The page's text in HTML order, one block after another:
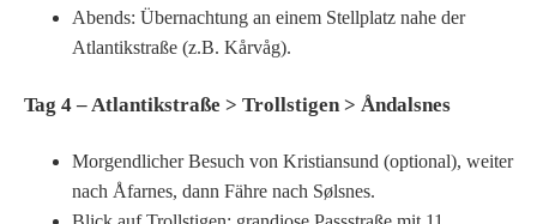
Abends: Übernachtung an einem Stellplatz nahe der
Atlantikstraße (z.B. Kårvåg).
Tag 4 – Atlantikstraße > Trollstigen > Åndalsnes
Morgendlicher Besuch von Kristiansund (optional), weiter
nach Åfarnes, dann Fähre nach Sølsnes.